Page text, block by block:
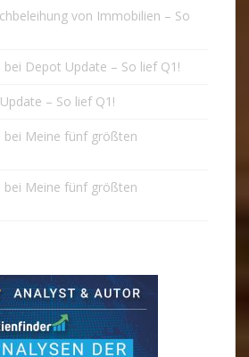
von Immobilien – So
bei Depot Update – So lief Q1!
– So lief Q1!
bei Meine fünf größten
bei Meine fünf größten